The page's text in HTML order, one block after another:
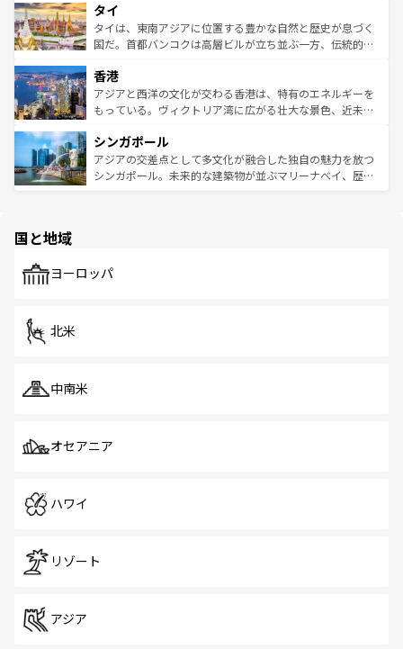
リティに包まれながら、韓国の多彩な魅力を心ゆくまで味
わってみてほしい。 なお、新着の韓国情報はコンテンツ一
覧を参照してほしい。
急速な発展と共に伝統が息づく。ハノイの古い町並みやホ
ーチミン市のフランス統治時代の建物も、独特の雰囲気を
醸し出している。また、バラエティの豊かさとおいしさで
とつ。フォーやバインミー、ベトナムコーヒーなどは、ぜ
ひ現地で味わいたい。どの地域を訪れてもあたたかい人々
が旅行者を迎えてくれるので、きっと忘れられない旅にな
参照してほしい。
タイ
タイは、東南アジアに位置する豊かな自然と歴史が息づく
国だ。首都バンコクは高層ビルが立ち並ぶ一方、伝統的な
の活気が交差している。北部ではチェンマイなどの山岳地
帯で自然と触れ合い、南部ではプーケットやクラビの美し
いビーチでリゾート気分を楽しむことができる。タイ料理
激する。気候は一年中温暖で、どの季節にも異なる楽しみ
が待っている。親しみやすいタイの人々、仏教を中心とし
た文化、そして多様な観光資源が、訪れる旅人を魅了し続
香港
アジアと西洋の文化が交わる香港は、特有のエネルギーを
もっている。ヴィクトリア湾に広がる壮大な景色、近未来
み、どこを訪れても感動するはず。観光スポットが密集し
ており、効率よく見どころを回れるのも魅力。息をのむよ
うな絶景から文化的な体験まで、香港を存分に楽しみ尽く
シンガポール
アジアの交差点として多文化が融合した独自の魅力を放つ
シンガポール。未来的な建築物が並ぶマリーナベイ、歴史
で、ホーカーズは地元の風情を楽しめる外せないスポット
国と地域
ヨーロッパ
北米
中南米
オセアニア
ハワイ
リゾート
アジア